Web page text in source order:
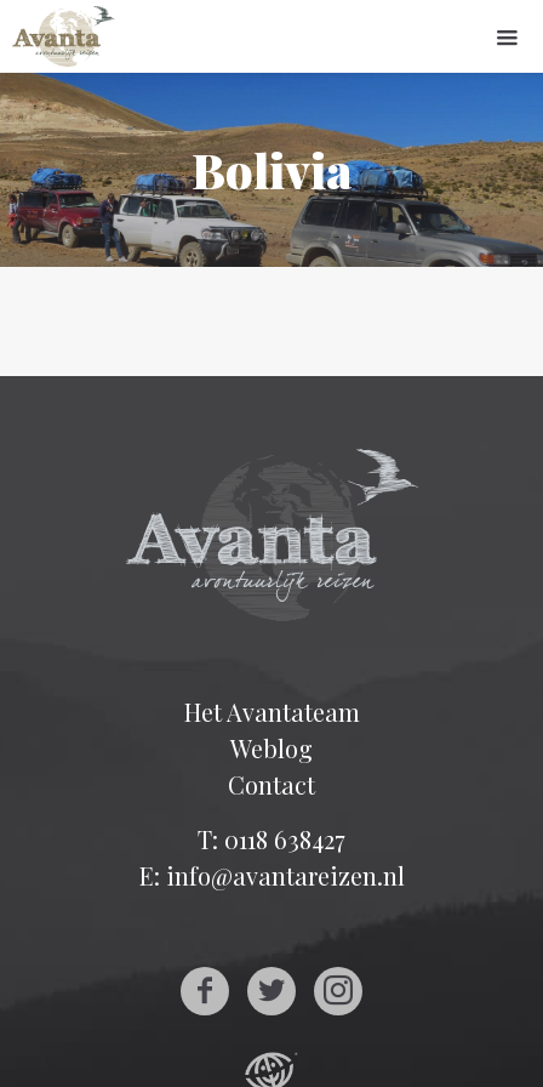
Bolivia
Het Avantateam
Weblog
Contact
T: 0118 638427
E: info@avantareizen.nl